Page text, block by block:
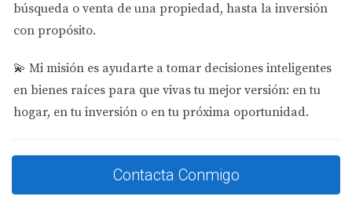
Caso 2: Mejora en la Experiencia del
Cliente
La experiencia del cliente es fundamental en cualquier
industria, y el sector inmobiliario no es diferente. La
inteligencia artificial está transformando cómo los
es el uso de chatbots impulsados por IA que están
disponibles las 24 horas del día para responder
búsqueda o venta de una propiedad, hasta la inversión
con propósito.
💫 Mi misión es ayudarte a tomar decisiones inteligentes
en bienes raíces para que vivas tu mejor versión: en tu
hogar, en tu inversión o en tu próxima oportunidad.
Contacta Conmigo